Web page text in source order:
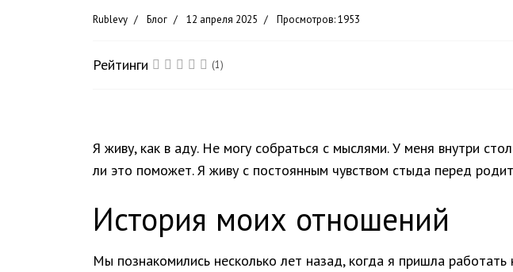
Rublevy Блог 12 апреля 2025 Просмотров: 1953
Рейтинги (1)
Я живу, как в аду. Не могу собраться с мыслями. У меня внутри
ли это поможет. Я живу с постоянным чувством стыда перед
История моих отношений
Мы познакомились несколько лет назад, когда я пришла